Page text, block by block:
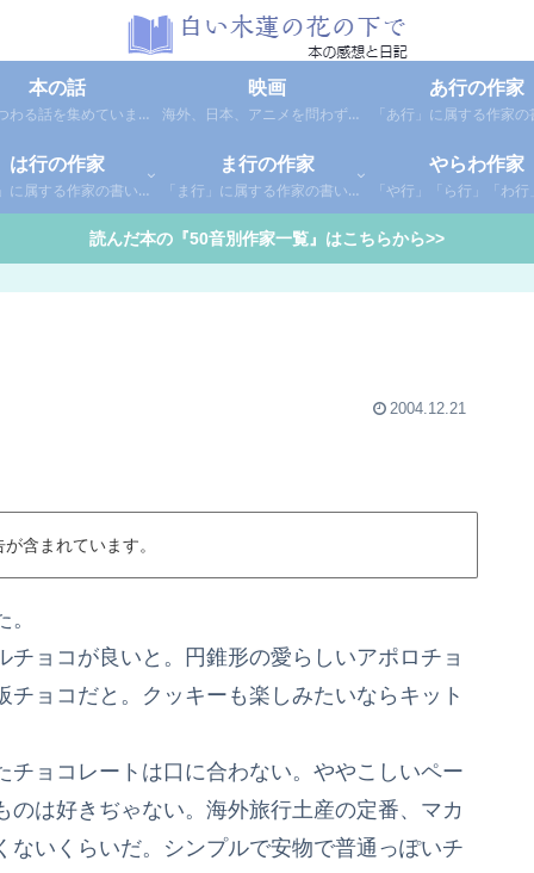
本の話
本にまつわる話を集めています。1年間に読んだ本の総括や、本に関する話題など。
映画
海外、日本、アニメを問わず映画の感想（レビュー）を綴っています。
あ行の作家
は行の作家
「は行」に属する作家の書いた本の感想です。さらに「は」「ひ」「ふ」「へ」「ほ」に分類していあります。お好きな作家の作品を探してみてください。
ま行の作家
「ま行」に属する作家の書いた本の感想です。さらに「ま」「み」「む」「め」「も」に分類していあります。お好きな作家の作品を探してみてください。
やらわ作家
読んだ本の『50音別作家一覧』はこちらから>>
2004.12.21
含まれています。
ョコが良いと。円錐形の愛らしいアポロチョ
ョコだと。クッキーも楽しみたいならキット
ョコレートは口に合わない。ややこしいペー
は好きぢゃない。海外旅行土産の定番、マカ
いくらいだ。シンプルで安物で普通っぽいチ